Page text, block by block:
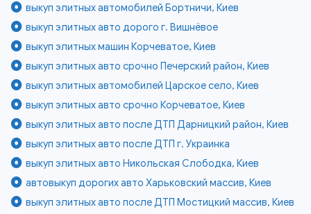
выкуп элитных автомобилей Бортничи, Киев
выкуп элитных авто дорого г. Вишнёвое
выкуп элитных машин Корчеватое, Киев
выкуп элитных авто срочно Печерский район, Киев
выкуп элитных автомобилей Царское село, Киев
выкуп элитных авто срочно Корчеватое, Киев
выкуп элитных авто после ДТП Дарницкий район, Киев
выкуп элитных авто после ДТП г. Украинка
выкуп элитных авто Никольская Слободка, Киев
автовыкуп дорогих авто Харьковский массив, Киев
выкуп элитных авто после ДТП Мостицкий массив, Киев